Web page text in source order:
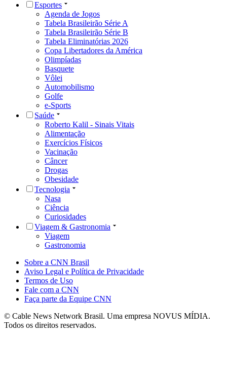
Esportes
Agenda de Jogos
Tabela Brasileirão Série A
Tabela Brasileirão Série B
Tabela Eliminatórias 2026
Copa Libertadores da América
Olimpíadas
Basquete
Vôlei
Automobilismo
Golfe
e-Sports
Saúde
Roberto Kalil - Sinais Vitais
Alimentação
Exercícios Físicos
Vacinação
Câncer
Drogas
Obesidade
Tecnologia
Nasa
Ciência
Curiosidades
Viagem & Gastronomia
Viagem
Gastronomia
Sobre a CNN Brasil
Aviso Legal e Política de Privacidade
Termos de Uso
Fale com a CNN
Faça parte da Equipe CNN
© Cable News Network Brasil. Uma empresa NOVUS MÍDIA.
Todos os direitos reservados.